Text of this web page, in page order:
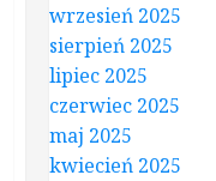
wrzesień 2025
sierpień 2025
lipiec 2025
czerwiec 2025
maj 2025
kwiecień 2025